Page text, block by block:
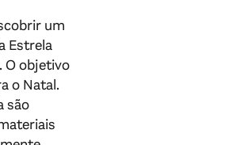
um
Estrela
O objetivo
o Natal.
são